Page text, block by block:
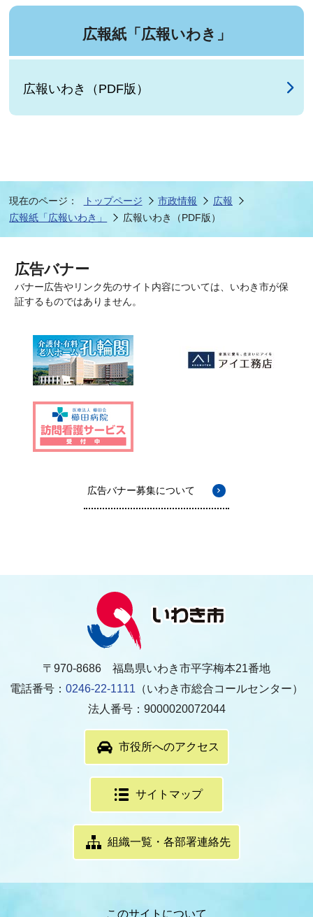
広報紙「広報いわき」
広報いわき（PDF版）
現在のページ： トップページ 市政情報
広報
広報紙「広報いわき」
広報いわき（PDF版）
広告バナー
バナー広告やリンク先のサイト内容については、いわき市が保
証するものではありません。
広告バナー募集について
〒970-8686 福島県いわき市平字梅本21番地
電話番号： 0246-22-1111 （いわき市総合コールセンター）
法人番号：9000020072044
市役所へのアクセス
サイトマップ
組織一覧・各部署連絡先
このサイトについて